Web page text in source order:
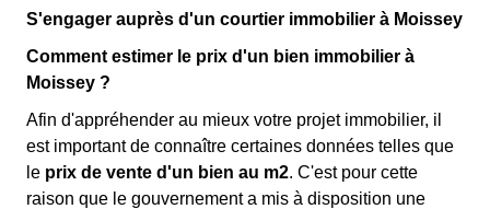
S'engager auprès d'un courtier immobilier à Moissey
Comment estimer le prix d'un bien immobilier à
Moissey ?
Afin d'appréhender au mieux votre projet immobilier, il
est important de connaître certaines données telles que
le prix de vente d'un bien au m2. C'est pour cette
raison que le gouvernement a mis à disposition une